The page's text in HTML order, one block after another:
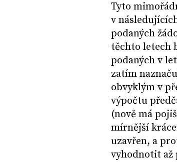
Tyto
v
podaných
těchto letech
podaných v
zatím
obvyklým v
výpočtu
(nově má
mírnější
uzavřen, a
vyhodnotit až